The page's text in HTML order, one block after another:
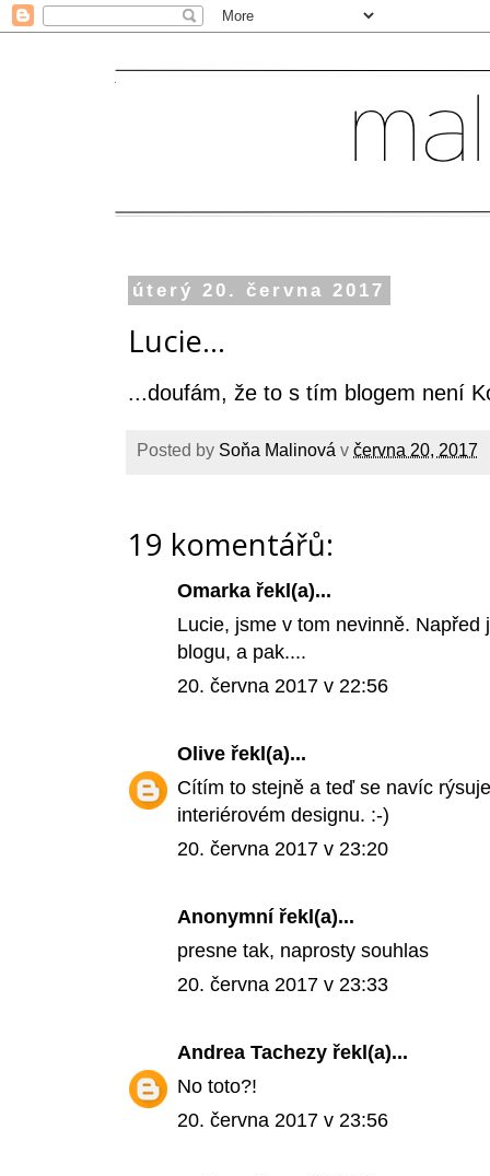
úterý 20. června 2017
Lucie...
...doufám, že to s tím blogem není
Posted by Soňa Malinová v června 20, 2017
19 komentářů:
Omarka řekl(a)...
Lucie, jsme v tom nevinně.
blogu, a pak....
20. června 2017 v 22:56
Olive řekl(a)...
Cítím to stejně a teď se navíc
interiérovém designu. :-)
20. června 2017 v 23:20
Anonymní řekl(a)...
presne tak, naprosty souhlas
20. června 2017 v 23:33
Andrea Tachezy řekl(a)...
No toto?!
20. června 2017 v 23:56